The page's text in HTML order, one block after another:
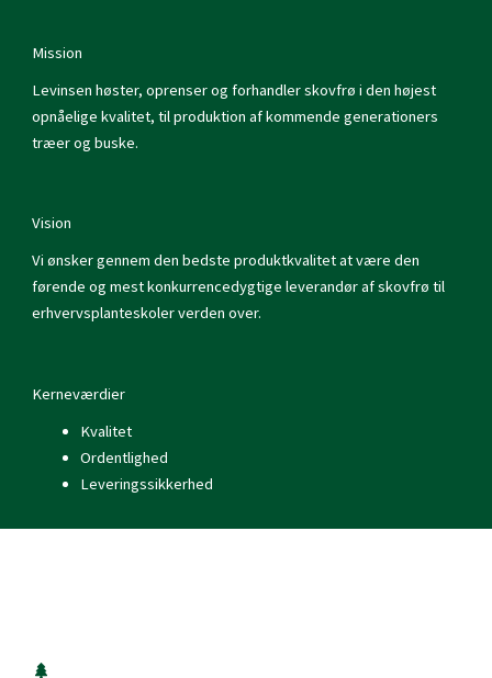
Mission
Levinsen høster, oprenser og forhandler skovfrø i den højest
opnåelige kvalitet, til produktion af kommende generationers
træer og buske.
Vision
Vi ønsker gennem den bedste produktkvalitet at være den
førende og mest konkurrencedygtige leverandør af skovfrø til
erhvervsplanteskoler verden over.
Kerneværdier
Kvalitet
Ordentlighed
Leveringssikkerhed